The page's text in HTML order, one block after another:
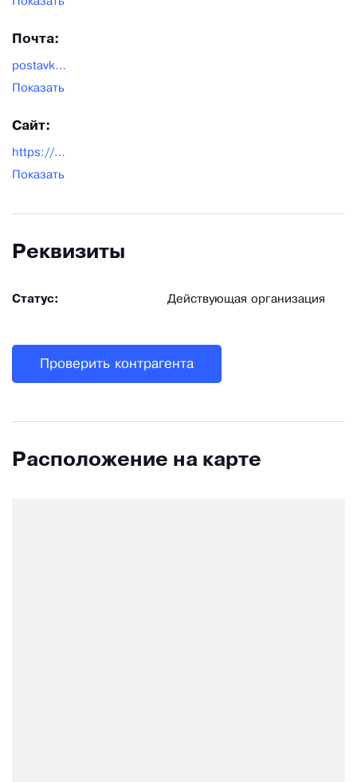
Почта:
postavka.0616@mail.ru
Показать
Сайт:
https://mf-torg.ru/
Показать
Реквизиты
Статус: Действующая организация
Проверить контрагента
Расположение на карте